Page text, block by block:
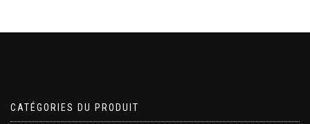
CATÉGORIES DU PRODUIT